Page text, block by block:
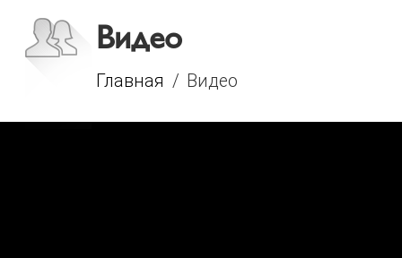
Видео
Главная / Видео